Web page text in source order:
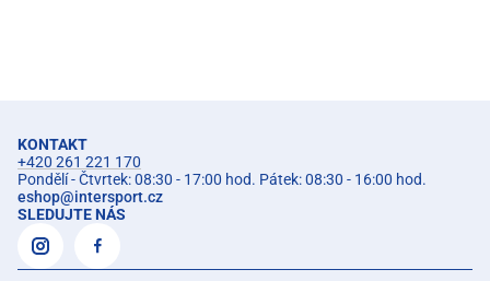
KONTAKT
+420 261 221 170
Pondělí - Čtvrtek: 08:30 - 17:00 hod. Pátek: 08:30 - 16:00 hod.
eshop@intersport.cz
SLEDUJTE NÁS